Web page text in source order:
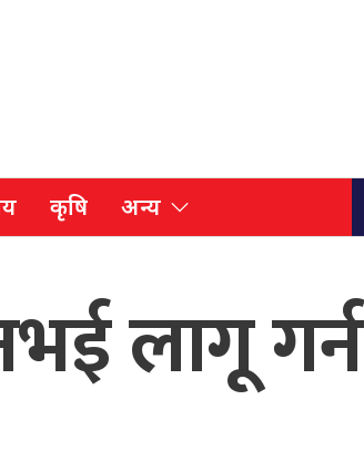
कृषि अन्य
लागू गर्न